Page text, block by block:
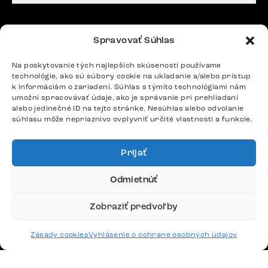
Spravovať Súhlas
Na poskytovanie tých najlepších skúseností používame
technológie, ako sú súbory cookie na ukladanie a/alebo prístup
k informáciám o zariadení. Súhlas s týmito technológiami nám
umožní spracovávať údaje, ako je správanie pri prehliadaní
alebo jedinečné ID na tejto stránke. Nesúhlas alebo odvolanie
súhlasu môže nepriaznivo ovplyvniť určité vlastnosti a funkcie.
Prijať
Odmietnúť
Zobraziť predvoľby
Zásady cookiesVyhlásenie o ochrane osobných údajov
Potrebujete radu? Ozvite sa.
Po – Pia: 9:00 – 17:00
podpora@delife-shop.sk
Odpovedáme do 24 hodín.
Doprava